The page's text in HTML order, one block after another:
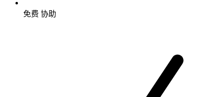
免费 协助